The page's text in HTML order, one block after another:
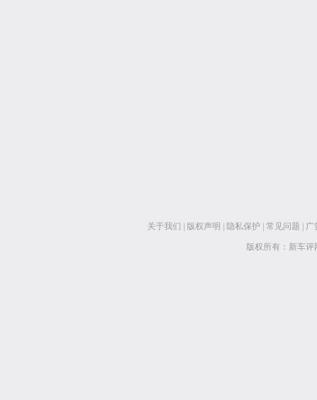
关于我们 版权声明 隐私保护 常见问题 广
版权所有：新车评